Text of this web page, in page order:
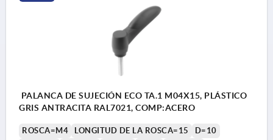
PALANCA DE SUJECIÓN ECO TA.1 M04X15, PLÁSTICO
GRIS ANTRACITA RAL7021, COMP:ACERO
ROSCA=M4 LONGITUD DE LA ROSCA=15
D=10